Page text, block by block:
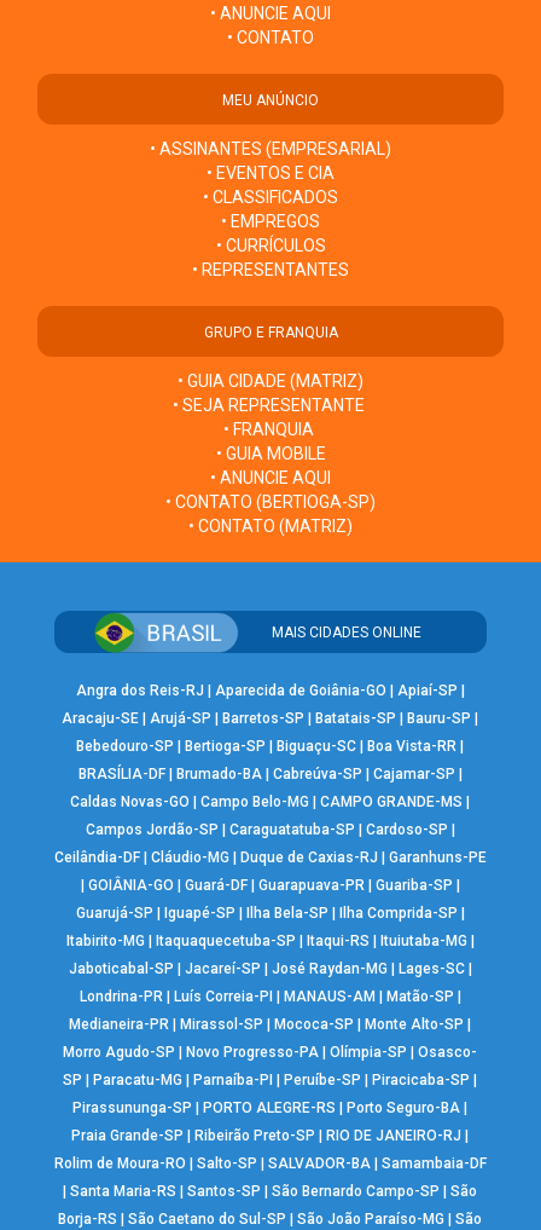
• ANUNCIE AQUI
• CONTATO
MEU ANÚNCIO
• ASSINANTES (EMPRESARIAL)
• EVENTOS E CIA
• CLASSIFICADOS
• EMPREGOS
• CURRÍCULOS
• REPRESENTANTES
GRUPO E FRANQUIA
• GUIA CIDADE (MATRIZ)
• SEJA REPRESENTANTE
• FRANQUIA
• GUIA MOBILE
• ANUNCIE AQUI
• CONTATO (BERTIOGA-SP)
• CONTATO (MATRIZ)
MAIS CIDADES ONLINE
Angra dos Reis-RJ | Aparecida de Goiânia-GO | Apiaí-SP |
Aracaju-SE | Arujá-SP |Barretos-SP |Batatais-SP |Bauru-SP |
Bebedouro-SP |Bertioga-SP |Biguaçu-SC |Boa Vista-RR |
BRASÍLIA-DF| Brumado-BA| Cabreúva-SP | Cajamar-SP |
Caldas Novas-GO |Campo Belo-MG |CAMPO GRANDE-MS |
Campos Jordão-SP | Caraguatatuba-SP | Cardoso-SP |
Ceilândia-DF| Cláudio-MG | Duque de Caxias-RJ | Garanhuns-PE
| GOIÂNIA-GO | Guará-DF| Guarapuava-PR | Guariba-SP |
Guarujá-SP | Iguapé-SP | Ilha Bela-SP | Ilha Comprida-SP |
Itabirito-MG | Itaquaquecetuba-SP | Itaqui-RS | Ituiutaba-MG |
Jaboticabal-SP | Jacareí-SP | José Raydan-MG | Lages-SC|
Londrina-PR | Luís Correia-PI | MANAUS-AM | Matão-SP |
Medianeira-PR |Mirassol-SP |Mococa-SP |Monte Alto-SP |
Morro Agudo-SP |Novo Progresso-PA |Olímpia-SP |Osasco-
SP |Paracatu-MG |Parnaíba-PI |Peruíbe-SP |Piracicaba-SP |
Pirassununga-SP |PORTO ALEGRE-RS |Porto Seguro-BA |
Praia Grande-SP |Ribeirão Preto-SP |RIO DE JANEIRO-RJ |
Rolim de Moura-RO | Salto-SP | SALVADOR-BA| Samambaia-DF
|Santa Maria-RS |Santos-SP |São Bernardo Campo-SP |São
Borja-RS |São Caetano do Sul-SP |São João Paraíso-MG |São